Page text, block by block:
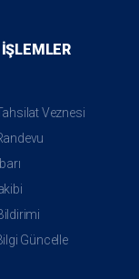
Veznesi
Güncelle